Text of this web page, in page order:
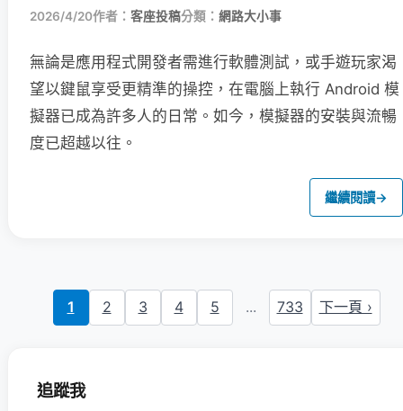
2026/4/20作者： 客座投稿分類： 網路大小事
無論是應用程式開發者需進行軟體測試，或手遊玩家渴
望以鍵鼠享受更精準的操控，在電腦上執行 Android 模
擬器已成為許多人的日常。如今，模擬器的安裝與流暢
度已超越以往。
繼續閱讀→
1 2 3 4 5 ... 733 下一頁 ›
追蹤我